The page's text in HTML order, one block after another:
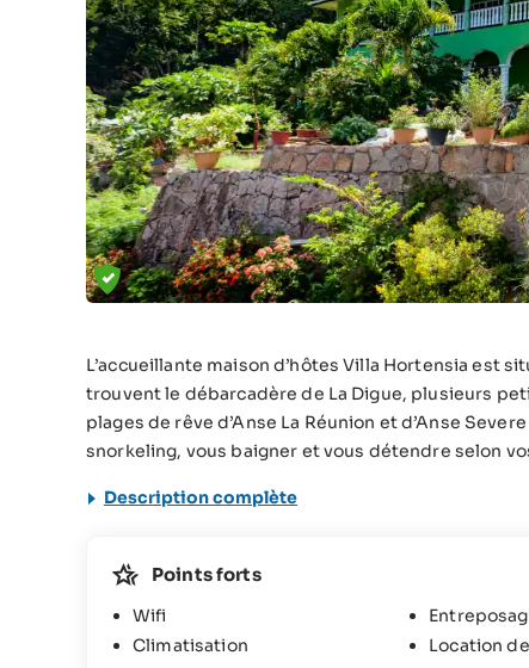
L’accueillante maison d’hôtes Villa Hortensia est
trouvent le débarcadère de La Digue, plusieurs
plages de rêve d’Anse La Réunion et d’Anse
snorkeling, vous baigner et vous détendre selon
Description complète
Points forts
Wifi
Climatisation
Location